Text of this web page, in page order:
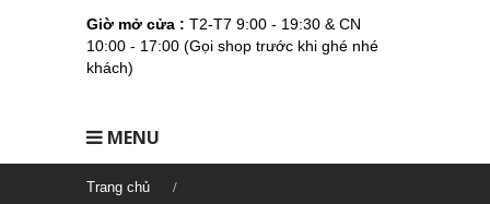
Giờ mở cửa : T2-T7 9:00 - 19:30 & CN
10:00 - 17:00 (Gọi shop trước khi ghé nhé
khách)
MENU
Trang chủ